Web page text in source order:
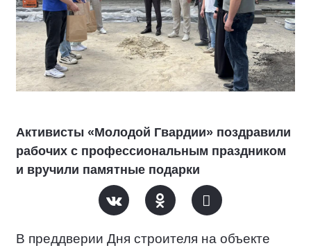
Активисты «Молодой Гвардии» поздравили
рабочих с профессиональным праздником
и вручили памятные подарки
В преддверии Дня строителя на объекте